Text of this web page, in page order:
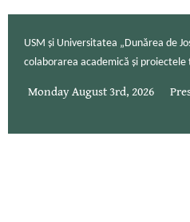
USM și Universitatea „Dunărea de
colaborarea academică și
Monday August 3rd, 2026